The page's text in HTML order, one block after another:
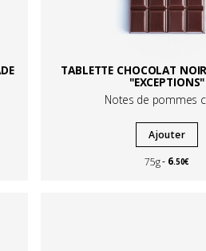
TABLETTE CHOCOLAT
"EXCEPTIONS"
Notes de pommes
Ajouter
75g
6.50€